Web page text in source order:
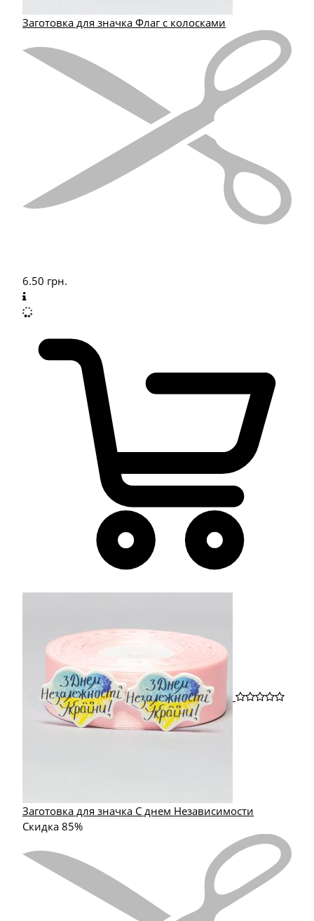
Заготовка для значка Флаг с колосками
6.50 грн.
Заготовка для значка С днем Независимости
Скидка 85%